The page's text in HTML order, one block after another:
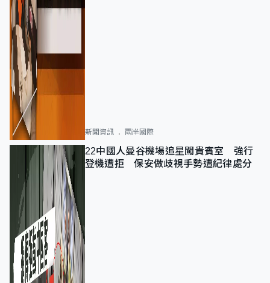
新聞資訊 兩岸國際
22中國人曼谷機場追星闖貴賓室 強行
登機遭拒 保安做歧視手勢遭紀律處分